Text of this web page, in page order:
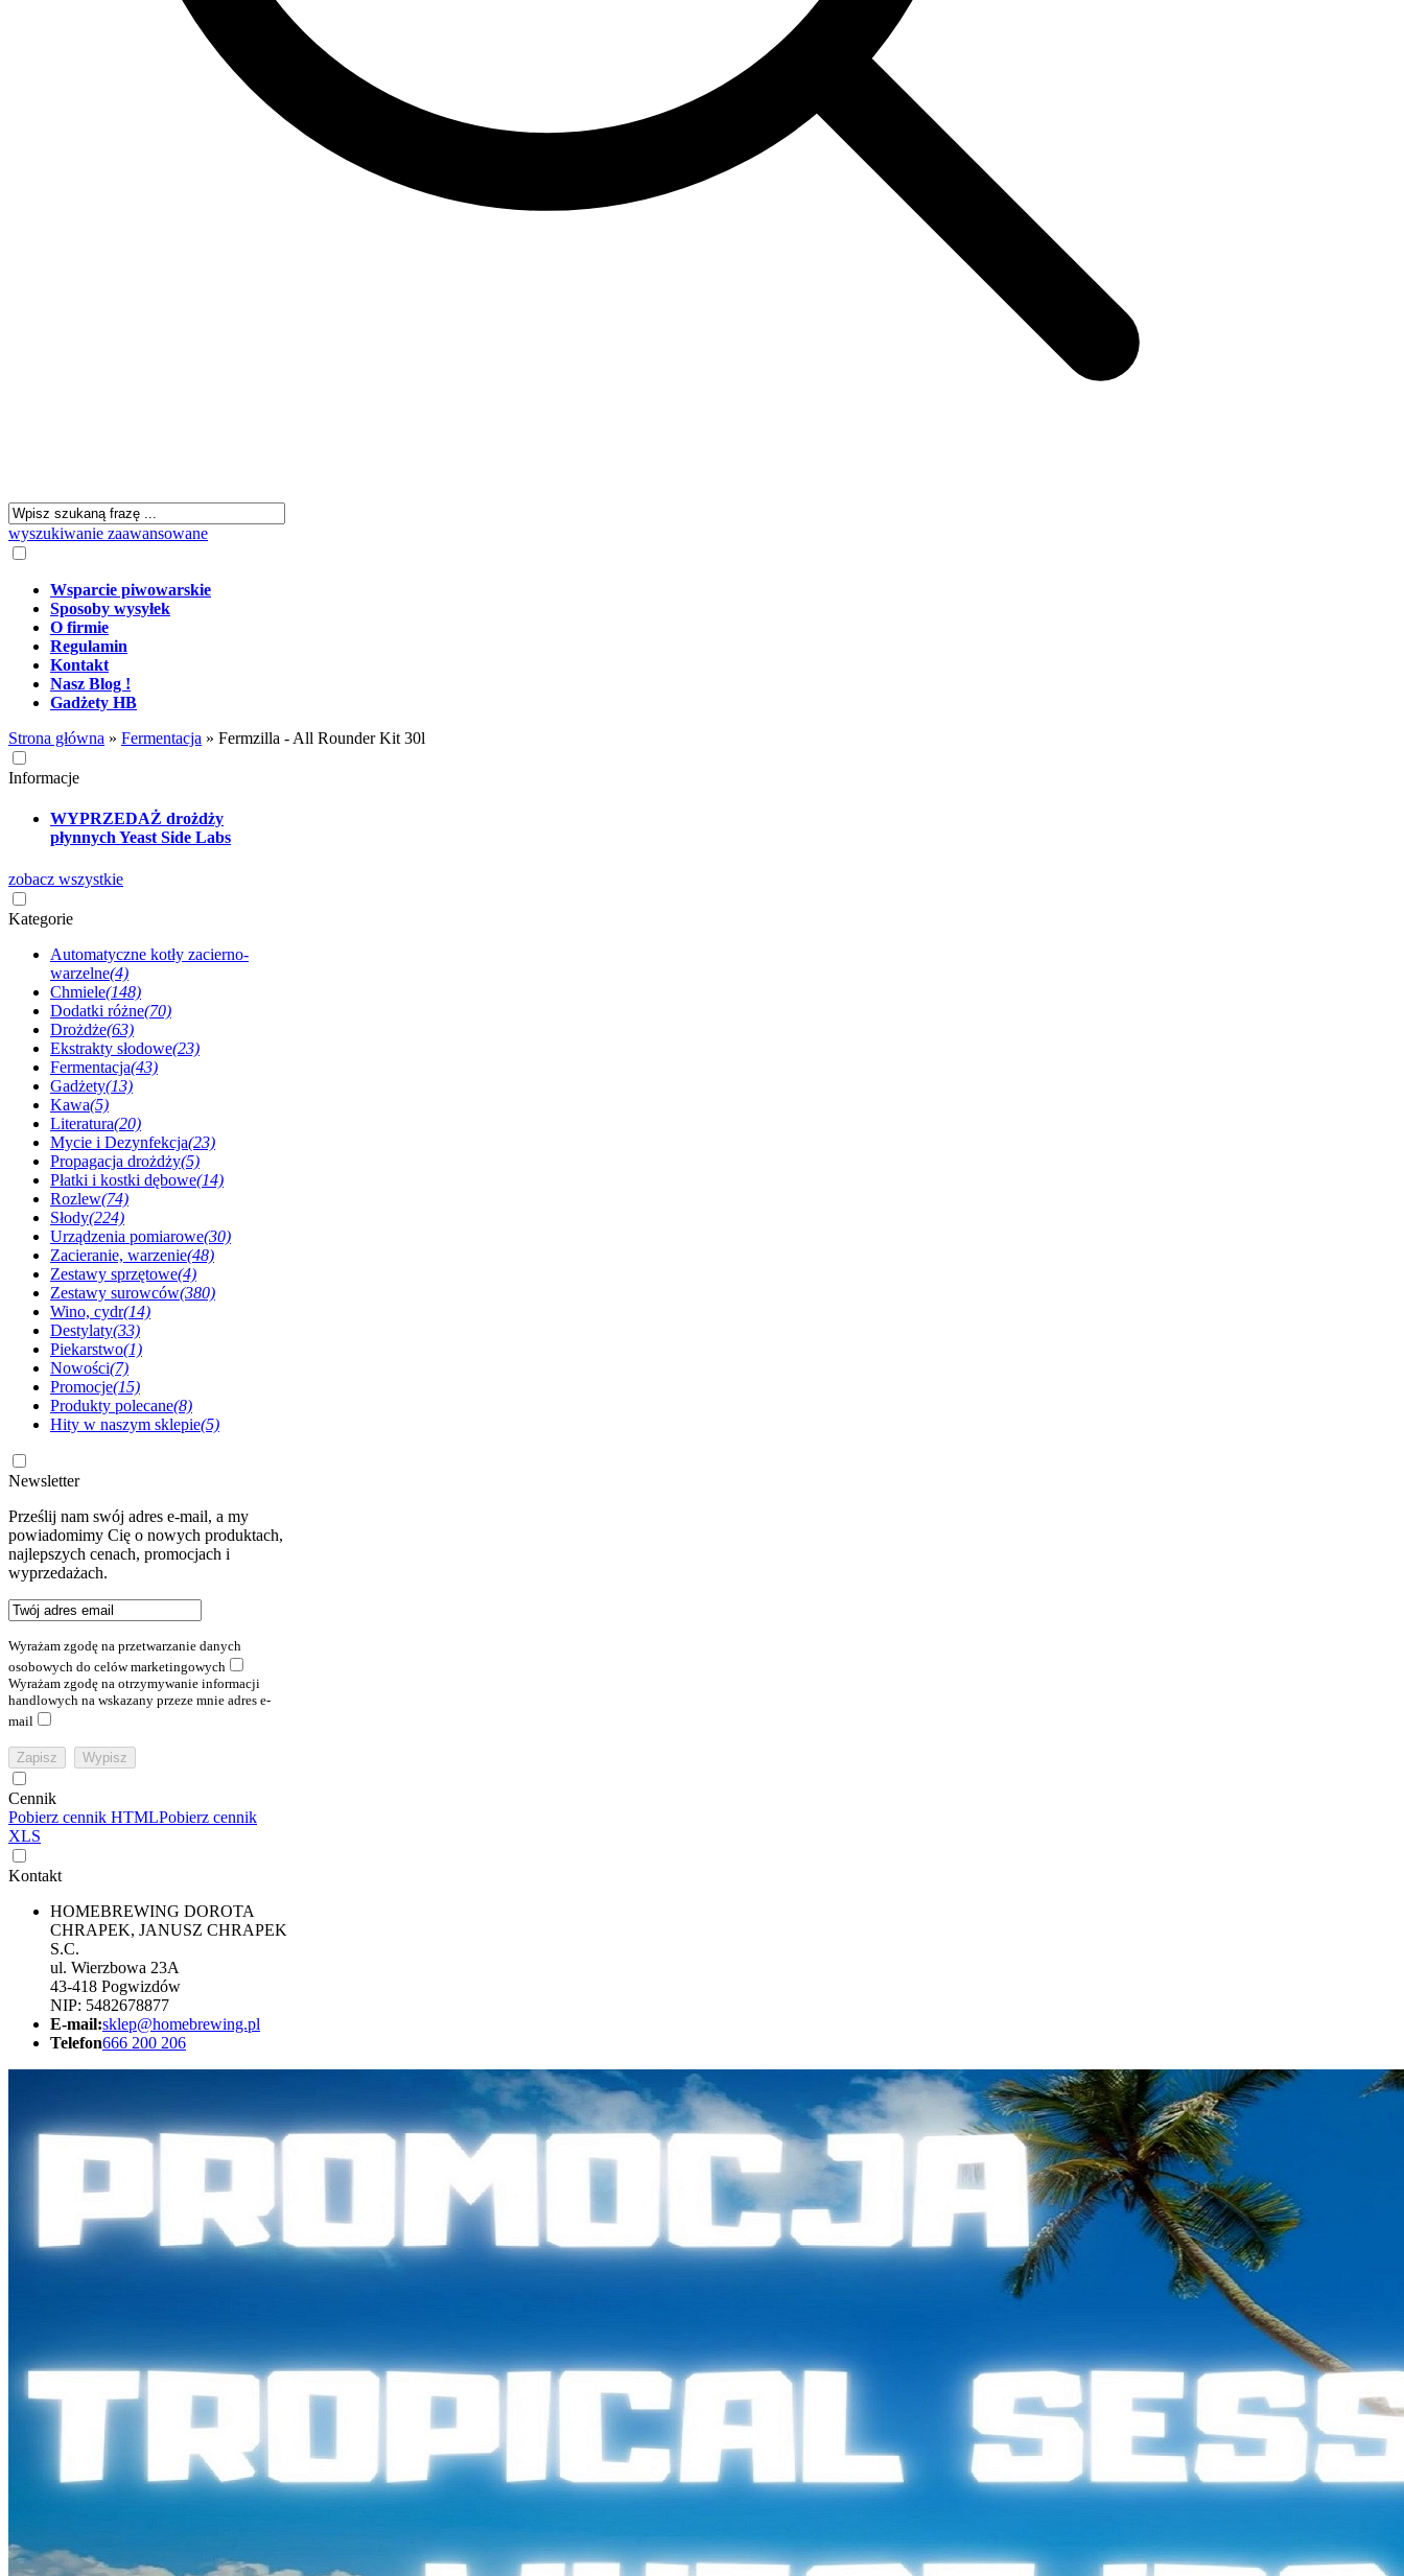
wyszukiwanie zaawansowane
Wsparcie piwowarskie
Sposoby wysyłek
O firmie
Regulamin
Kontakt
Nasz Blog !
Gadżety HB
Strona główna » Fermentacja » Fermzilla - All Rounder Kit 30l
Informacje
WYPRZEDAŻ drożdży
płynnych Yeast Side Labs
zobacz wszystkie
Kategorie
Automatyczne kotły zacierno-
warzelne(4)
Chmiele(148)
Dodatki różne(70)
Drożdże(63)
Ekstrakty słodowe(23)
Fermentacja(43)
Gadżety(13)
Kawa(5)
Literatura(20)
Mycie i Dezynfekcja(23)
Propagacja drożdży(5)
Płatki i kostki dębowe(14)
Rozlew(74)
Słody(224)
Urządzenia pomiarowe(30)
Zacieranie, warzenie(48)
Zestawy sprzętowe(4)
Zestawy surowców(380)
Wino, cydr(14)
Destylaty(33)
Piekarstwo(1)
Nowości(7)
Promocje(15)
Produkty polecane(8)
Hity w naszym sklepie(5)
Newsletter
Prześlij nam swój adres e-mail, a my
powiadomimy Cię o nowych produktach,
najlepszych cenach, promocjach i
wyprzedażach.
Wyrażam zgodę na przetwarzanie danych
osobowych do celów marketingowych
Wyrażam zgodę na otrzymywanie informacji
handlowych na wskazany przeze mnie adres e-
mail
Cennik
Pobierz cennik HTMLPobierz cennik
XLS
Kontakt
HOMEBREWING DOROTA
CHRAPEK, JANUSZ CHRAPEK
S.C.
ul. Wierzbowa 23A
43-418 Pogwizdów
NIP: 5482678877
E-mail:sklep@homebrewing.pl
Telefon666 200 206